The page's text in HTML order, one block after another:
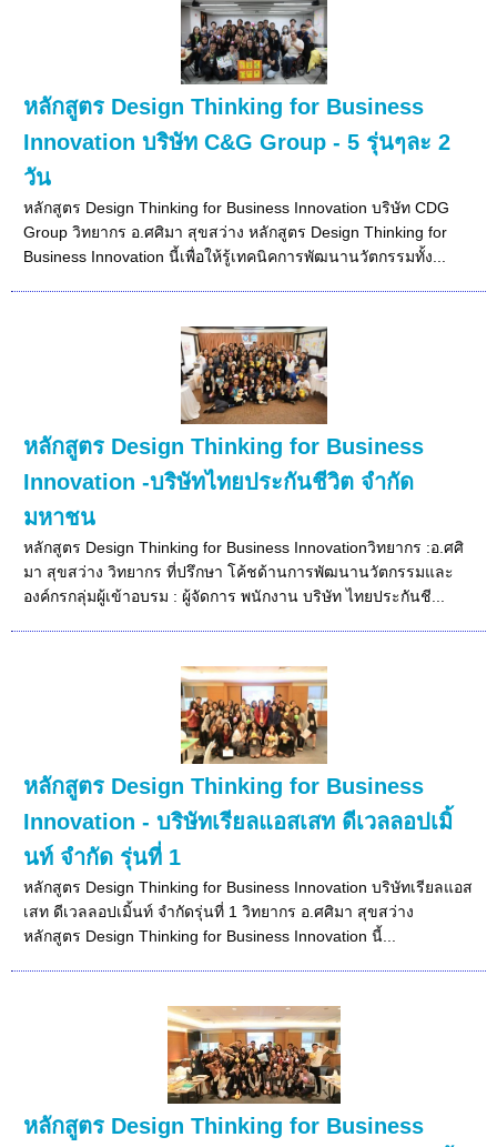
หลักสูตร Design Thinking for Business
Innovation บริษัท C&G Group - 5 รุ่นๆละ 2
วัน
หลักสูตร Design Thinking for Business Innovation บริษัท CDG
Group วิทยากร อ.ศศิมา สุขสว่าง หลักสูตร Design Thinking for
Business Innovation นี้เพื่อให้รู้เทคนิคการพัฒนานวัตกรรมทั้ง...
หลักสูตร Design Thinking for Business
Innovation -บริษัทไทยประกันชีวิต จำกัด
มหาชน
หลักสูตร Design Thinking for Business Innovationวิทยากร :อ.ศศิ
มา สุขสว่าง วิทยากร ที่ปรึกษา โค้ชด้านการพัฒนานวัตกรรมและ
องค์กรกลุ่มผู้เข้าอบรม : ผู้จัดการ พนักงาน บริษัท ไทยประกันชี...
หลักสูตร Design Thinking for Business
Innovation - บริษัทเรียลแอสเสท ดีเวลลอปเมิ้
นท์ จำกัด รุ่นที่ 1
หลักสูตร Design Thinking for Business Innovation บริษัทเรียลแอส
เสท ดีเวลลอปเมิ้นท์ จำกัดรุ่นที่ 1 วิทยากร อ.ศศิมา สุขสว่าง
หลักสูตร Design Thinking for Business Innovation นี้...
หลักสูตร Design Thinking for Business